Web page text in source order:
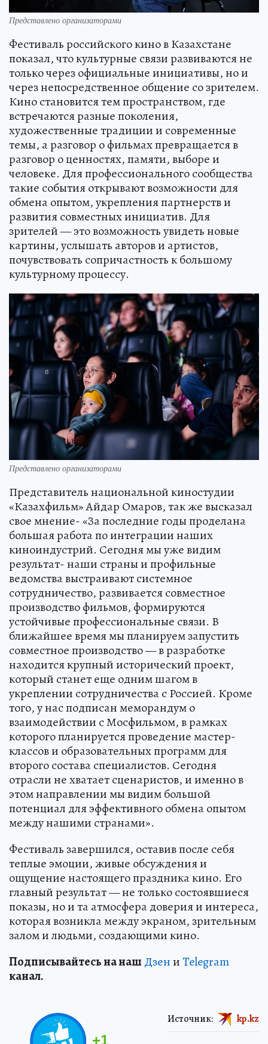
Представлено организаторами
Фестиваль российского кино в Казахстане
показал, что культурные связи развиваются не
только через официальные инициативы, но и
через непосредственное общение со зрителем.
Кино становится тем пространством, где
встречаются разные поколения,
художественные традиции и современные
темы, а разговор о фильмах превращается в
разговор о ценностях, памяти, выборе и
человеке. Для профессионального сообщества
такие события открывают возможности для
обмена опытом, укрепления партнерств и
развития совместных инициатив. Для
зрителей — это возможность увидеть новые
картины, услышать авторов и артистов,
почувствовать сопричастность к большому
культурному процессу.
Представлено организаторами
Представитель национальной киностудии
«Казахфильм» Айдар Омаров, так же высказал
свое мнение- «За последние годы проделана
большая работа по интеграции наших
киноиндустрий. Сегодня мы уже видим
результат- наши страны и профильные
ведомства выстраивают системное
сотрудничество, развивается совместное
производство фильмов, формируются
устойчивые профессиональные связи. В
ближайшее время мы планируем запустить
совместное производство — в разработке
находится крупный исторический проект,
который станет еще одним шагом в
укреплении сотрудничества с Россией. Кроме
того, у нас подписан меморандум о
взаимодействии с Мосфильмом, в рамках
которого планируется проведение мастер-
классов и образовательных программ для
второго состава специалистов. Сегодня
отрасли не хватает сценаристов, и именно в
этом направлении мы видим большой
потенциал для эффективного обмена опытом
между нашими странами».
Фестиваль завершился, оставив после себя
теплые эмоции, живые обсуждения и
ощущение настоящего праздника кино. Его
главный результат — не только состоявшиеся
показы, но и та атмосфера доверия и интереса,
которая возникла между экраном, зрительным
залом и людьми, создающими кино.
Подписывайтесь на наш ДзениTelegram
канал.
+1
Источник: kp.kz